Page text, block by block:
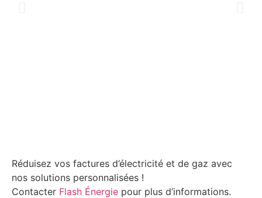
Réduisez vos factures d’électricité et de gaz avec
nos solutions personnalisées !
Contacter Flash Énergie pour plus d’informations.